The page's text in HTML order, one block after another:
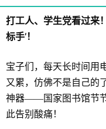
打工人、学生党看过来
标手’！
宝子们，每天长时间用
又累，仿佛不是自己的
神器——国家图书馆节
此告别酸痛！